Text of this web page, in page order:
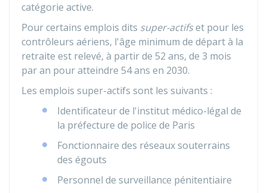
catégorie active.
Pour certains emplois dits super-actifset pour les
contrôleurs aériens, l'âge minimum de départ à la
retraite est relevé, à partir de 52 ans, de 3 mois
par an pour atteindre 54 ans en 2030.
Les emplois super-actifs sont les suivants :
Identificateur de l'institut médico-légal de
la préfecture de police de Paris
Fonctionnaire des réseaux souterrains
des égouts
Personnel de surveillance pénitentiaire